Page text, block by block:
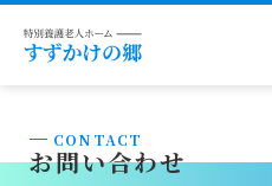
CONTACT
お問い合わせ